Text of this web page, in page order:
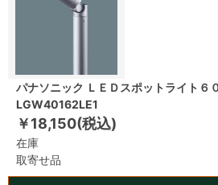
パナソニック ＬＥＤスポットライト６
LGW40162LE1
￥18,150(税込)
在庫
取寄せ品